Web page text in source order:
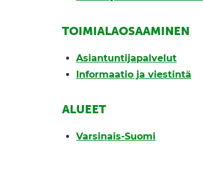
TOIMIALAOSAAMINEN
Asiantuntijapalvelut
Informaatio ja viestintä
ALUEET
Varsinais-Suomi